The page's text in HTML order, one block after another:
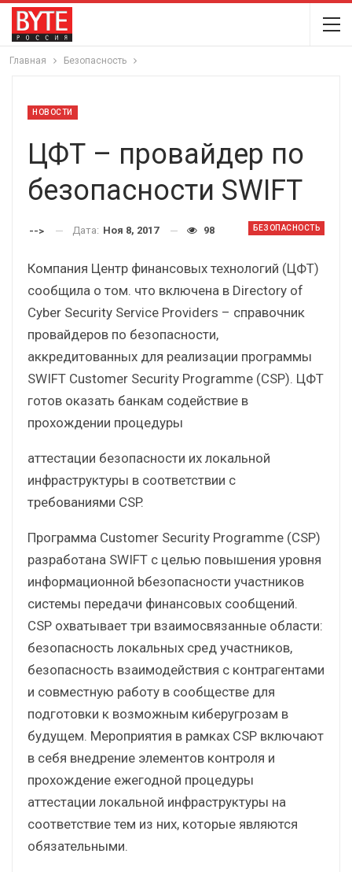
Главная Безопасность
НОВОСТИ
ЦФТ – провайдер по
безопасности SWIFT
БЕЗОПАСНОСТЬ
--> Дата: Ноя 8, 2017 98
Компания Центр финансовых технологий (ЦФТ)
сообщила о том. что включена в Directory of
Cyber Security Service Providers – справочник
провайдеров по безопасности,
аккредитованных для реализации программы
SWIFT Customer Security Programme (CSP). ЦФТ
готов оказать банкам содействие в
прохождении процедуры
аттестации безопасности их локальной
инфраструктуры в соответствии с
требованиями CSP.
Программа Customer Security Programme (CSP)
разработана SWIFT с целью повышения уровня
информационной bбезопасности участников
системы передачи финансовых сообщений.
CSP охватывает три взаимосвязанные области:
безопасность локальных сред участников,
безопасность взаимодействия с контрагентами
и совместную работу в сообществе для
подготовки к возможным киберугрозам в
будущем. Мероприятия в рамках CSP включают
в себя внедрение элементов контроля и
прохождение ежегодной процедуры
аттестации локальной инфраструктуры на
соответствие тем из них, которые являются
обязательными.